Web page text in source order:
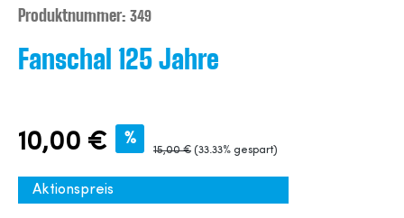
Produktnummer: 349
Fanschal 125 Jahre
10,00 € %
15,00 € (33.33% gespart)
Aktionspreis